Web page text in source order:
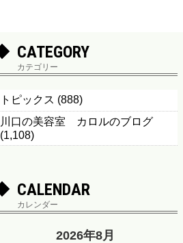
CATEGORY
カテゴリー
トピックス (888)
川口の美容室 カロルのブログ
(1,108)
CALENDAR
カレンダー
2026年8月